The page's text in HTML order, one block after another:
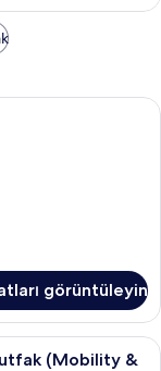
takımı, kuştüyü
görüntüleyin
takımı, kuştüyü
(Mobility &